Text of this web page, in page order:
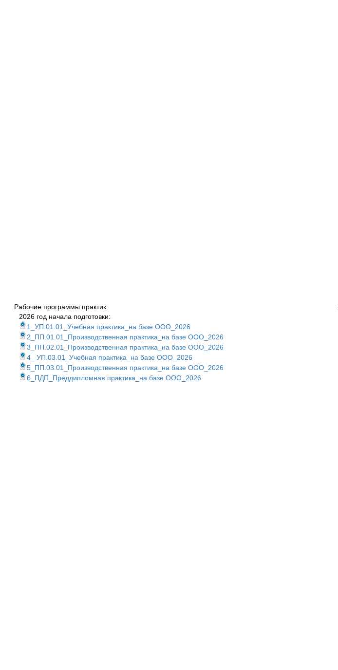
Рабочие программы практик
2026 год начала подготовки:
1_УП.01.01_Учебная практика_на базе ООО_2026
2_ПП.01.01_Производственная практика_на базе ООО_2026
3_ПП.02.01_Производственная практика_на базе ООО_2026
4_ УП.03.01_Учебная практика_на базе ООО_2026
5_ПП.03.01_Производственная практика_на базе ООО_2026
6_ПДП_Преддипломная практика_на базе ООО_2026